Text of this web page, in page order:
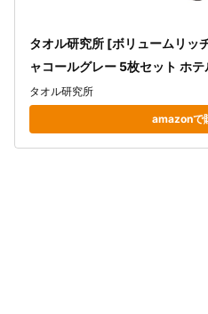
タオル研究所 [ボリュームリッ
ャコールグレー 5枚セット ホ
ーム 高速吸水 耐久性 綿100%
タオル研究所
amazonで